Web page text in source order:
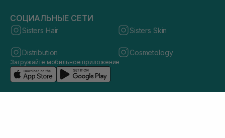
СОЦИАЛЬНЫЕ СЕТИ
Sisters Hair Sisters Skin
Distribution Cosmetology
Загружайте мобильное приложение